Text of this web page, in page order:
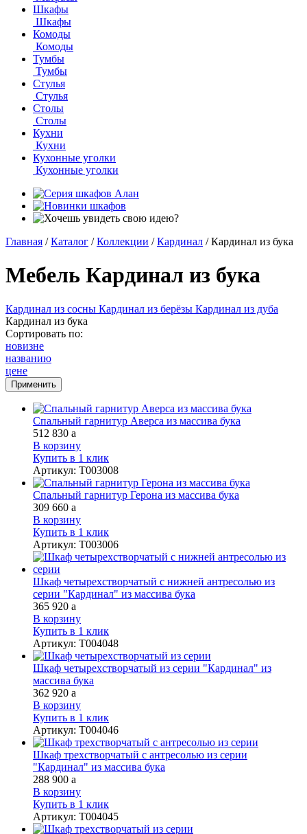
Шкафы
Шкафы
Комоды
Комоды
Тумбы
Тумбы
Стулья
Стулья
Столы
Столы
Кухни
Кухни
Кухонные уголки
Кухонные уголки
Главная / Каталог / Коллекции / Кардинал / Кардинал из бука
Мебель Кардинал из бука
Кардинал из сосны Кардинал из берёзы Кардинал из дуба
Кардинал из бука
Сортировать по:
новизне
названию
цене
Спальный гарнитур Аверса из массива бука
512 830 a
В корзину
Купить в 1 клик
Артикул: Т003008
Спальный гарнитур Герона из массива бука
309 660 a
В корзину
Купить в 1 клик
Артикул: Т003006
Шкаф четырехстворчатый с нижней антресолью из
серии "Кардинал" из массива бука
365 920 a
В корзину
Купить в 1 клик
Артикул: Т004048
Шкаф четырехстворчатый из серии "Кардинал" из
массива бука
362 920 a
В корзину
Купить в 1 клик
Артикул: Т004046
Шкаф трехстворчатый с антресолью из серии
"Кардинал" из массива бука
288 900 a
В корзину
Купить в 1 клик
Артикул: Т004045